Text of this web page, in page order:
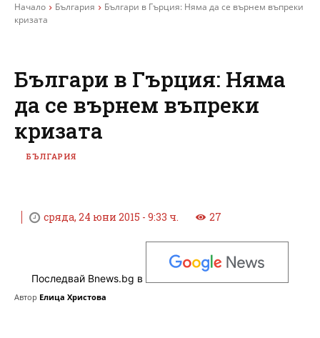
Начало България
Българи в Гърция: Няма да се върнем въпреки
кризата
Българи в Гърция: Няма
да се върнем въпреки
кризата
БЪЛГАРИЯ
сряда, 24 юни 2015 - 9:33 ч. 27
Последвай Bnews.bg в
Автор Елица Христова